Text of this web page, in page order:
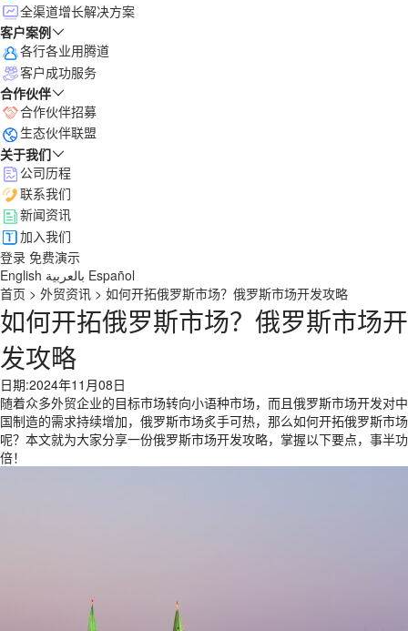
全渠道增长解决方案
客户案例
各行各业用腾道
客户成功服务
合作伙伴
合作伙伴招募
生态伙伴联盟
关于我们
公司历程
联系我们
新闻资讯
加入我们
登录 免费演示
English بالعربية Español
首页 > 外贸资讯 > 如何开拓俄罗斯市场？俄罗斯市场开发攻略
如何开拓俄罗斯市场？俄罗斯市场开
发攻略
日期:2024年11月08日
随着众多外贸企业的目标市场转向小语种市场，而且俄罗斯市场开发对中
国制造的需求持续增加，俄罗斯市场炙手可热，那么如何开拓俄罗斯市场
呢？本文就为大家分享一份俄罗斯市场开发攻略，掌握以下要点，事半功
倍！